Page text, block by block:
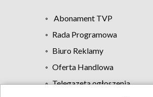
Abonament TVP
Rada Programowa
Biuro Reklamy
Oferta Handlowa
Telegazeta ogłoszenia